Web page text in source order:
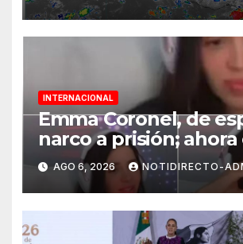
INTERNACIONAL
Emma Coronel, de
narco a prisión; ahora
tiktoker
AGO 6, 2026 NOTIDIRECTO-